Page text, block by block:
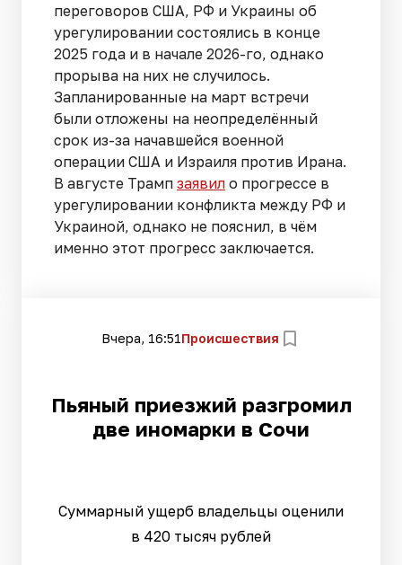
переговоров США, РФ и Украины об
урегулировании состоялись в конце
2025 года и в начале 2026-го, однако
прорыва на них не случилось.
Запланированные на март встречи
были отложены на неопределённый
срок из-за начавшейся военной
операции США и Израиля против Ирана.
В августе Трамп заявил о прогрессе в
урегулировании конфликта между РФ и
Украиной, однако не пояснил, в чём
именно этот прогресс заключается.
Вчера, 16:51Происшествия
Пьяный приезжий разгромил
две иномарки в Сочи
Суммарный ущерб владельцы оценили
в 420 тысяч рублей